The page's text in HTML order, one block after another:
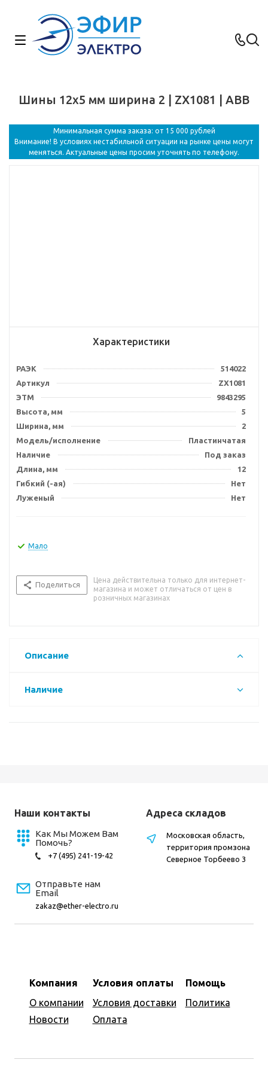
Шины 12x5 мм ширина 2 | ZX1081 | ABB
Минимальная сумма заказа: от 15 000 рублей
Внимание! В условиях нестабильной ситуации на рынке цены могут
меняться. Актуальные цены просим уточнять по телефону.
Характеристики
РАЭК
514022
Артикул
ZX1081
ЭТМ
9843295
Высота, мм
5
Ширина, мм
2
Модель/исполнение
Пластинчатая
Наличие
Под заказ
Длина, мм
12
Гибкий (-ая)
Нет
Луженый
Нет
Мало
Поделиться
Цена действительна только для интернет-
магазина и может отличаться от цен в
розничных магазинах
Описание
Наличие
Наши контакты
Как Мы Можем Вам
Помочь?
+7 (495) 241-19-42
Отправьте нам
Email
zakaz@ether-electro.ru
Компания
О компании
Новости
Условия оплаты
Условия доставки
Оплата
Помощь
Политика
Адреса складов
Московская область,
территория промзона
Северное Торбеево 3